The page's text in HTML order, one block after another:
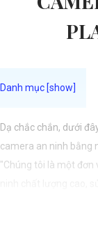
Dạ chắc chắn, dưới
camera an ninh bằng
"Chúng tôi là một đơn
khách hàng sự an